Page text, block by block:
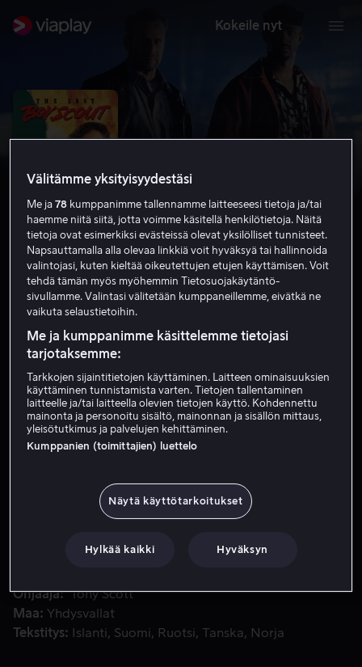
Kokeile nyt
Viimeinen partiopoika
7.0 Toiminta 1991
HD
Tilaa nyt
Etsivä ja ex-jalkapalloilija selvittelevät jälkimmäisen
Etsivä ja ex-jalkapalloilija selvittelevät jälkimmäisen
poliitikon ja jalkapallojoukkueen omistajan välinen
Bruce Willis Damon Wayans Chelsea
Ohjaaja
Tony Scott
Maa
Yhdysvallat
Tekstitys
Islanti Suomi Ruotsi Tanska Norja
Välitämme yksityisyydestäsi
Me ja78 kumppanimme tallennamme laitteeseesi tietoja ja/tai
haemme niitä siitä, jotta voimme käsitellä henkilötietoja. Näitä
tietoja ovat esimerkiksi evästeissä olevat yksilölliset tunnisteet.
Napsauttamalla alla olevaa linkkiä voit hyväksyä tai hallinnoida
valintojasi, kuten kieltää oikeutettujen etujen käyttämisen. Voit
tehdä tämän myös myöhemmin Tietosuojakäytäntö-
sivullamme. Valintasi välitetään kumppaneillemme, eivätkä ne
vaikuta selaustietoihin.
Me ja kumppanimme käsittelemme tietojasi
tarjotaksemme:
Tarkkojen sijaintitietojen käyttäminen. Laitteen ominaisuuksien
käyttäminen tunnistamista varten. Tietojen tallentaminen
laitteelle ja/tai laitteella olevien tietojen käyttö. Kohdennettu
mainonta ja personoitu sisältö, mainonnan ja sisällön mittaus,
yleisötutkimus ja palvelujen kehittäminen.
Kumppanien (toimittajien) luettelo
Näytä käyttötarkoitukset
Hylkää kaikki Hyväksyn